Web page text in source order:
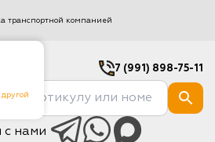
транспортной компанией
7 (991) 898-75-11
с нами